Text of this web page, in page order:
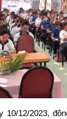
10/12/2023,